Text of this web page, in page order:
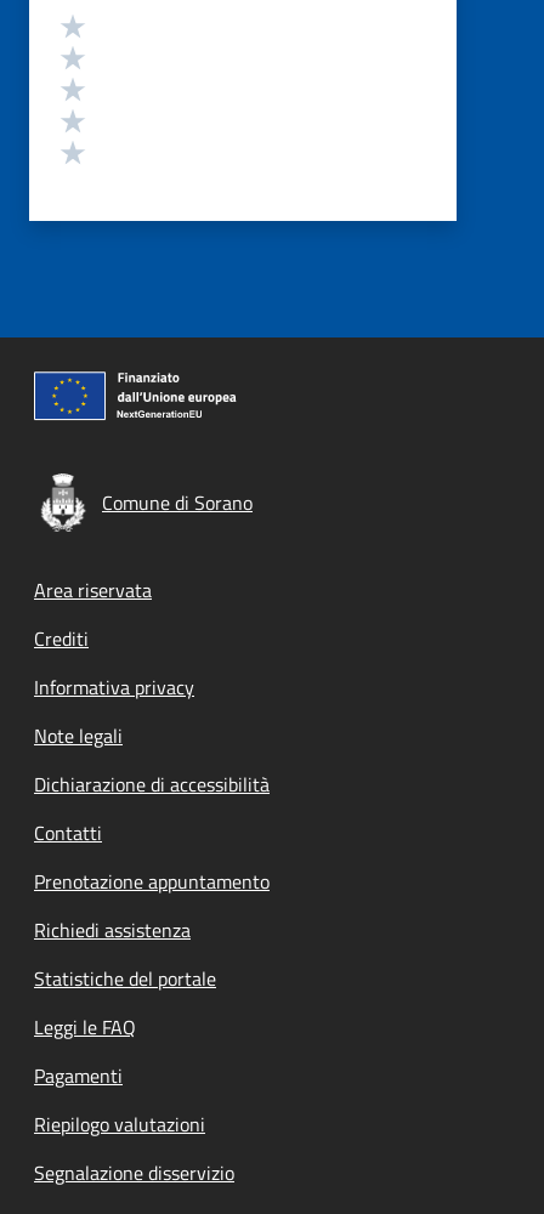
Valutazione
Comune di Sorano
Footer menu
Area riservata
Crediti
Informativa privacy
Note legali
Dichiarazione di accessibilità
Contatti
Prenotazione appuntamento
Richiedi assistenza
Statistiche del portale
Leggi le FAQ
Pagamenti
Riepilogo valutazioni
Segnalazione disservizio